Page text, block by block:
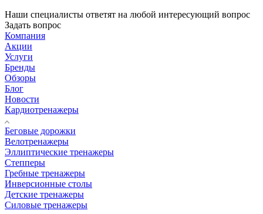
Наши специалисты ответят на любой интересующий вопрос
Задать вопрос
Компания
Акции
Услуги
Бренды
Обзоры
Блог
Новости
Кардиотренажеры
Беговые дорожки
Велотренажеры
Эллиптические тренажеры
Степперы
Гребные тренажеры
Инверсионные столы
Детские тренажеры
Силовые тренажеры